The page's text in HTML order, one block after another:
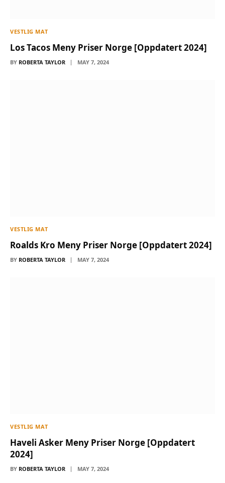
VESTLIG MAT
Los Tacos Meny Priser Norge [Oppdatert 2024]
BY ROBERTA TAYLOR MAY 7, 2024
VESTLIG MAT
Roalds Kro Meny Priser Norge [Oppdatert 2024]
BY ROBERTA TAYLOR MAY 7, 2024
VESTLIG MAT
Haveli Asker Meny Priser Norge [Oppdatert
2024]
BY ROBERTA TAYLOR MAY 7, 2024